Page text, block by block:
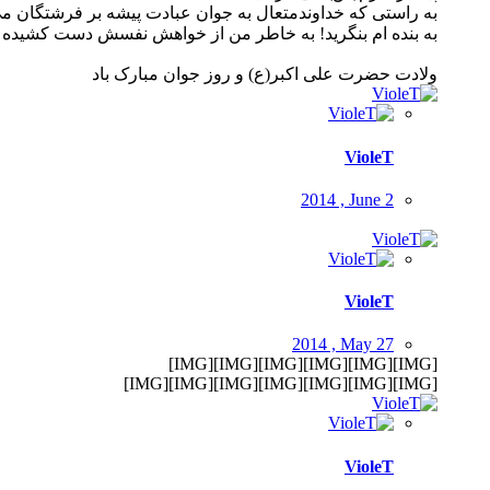
به راستى که خداوندمتعال به جوان عبادت پیشه بر فرشتگان
به بنده ام بنگرید! به خاطر من از خواهش نفسش دست
ولادت حضرت علی اکبر(ع) و روز جوان مبارک باد
VioleT
2014 , June 2
VioleT
2014 , May 27
[IMG][IMG][IMG][IMG][IMG][IMG]
[IMG][IMG][IMG][IMG][IMG][IMG][IMG]
VioleT